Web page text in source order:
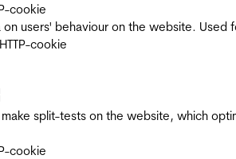
cookie
on users' behaviour on the website.
cookie
split-tests on the website, which
cookie